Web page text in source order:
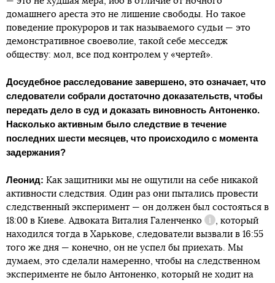
домашнего ареста это не лишение свободы. Но такое
поведение прокуроров и так называемого судьи — это
демонстративное своеволие, такой себе месседж
обществу: мол, все под контролем у «чертей».
Досудебное расследование завершено, это означает, что
следователи собрали достаточно доказательств, чтобы
передать дело в суд и доказать виновность Антоненко.
Насколько активным было следствие в течение
последних шести месяцев, что происходило с момента
задержания?
Леонид: Как защитники мы не ощутили на себе никакой
активности следствия. Один раз они пытались провести
следственный эксперимент — он должен был состояться в
18:00 в Киеве. Адвоката Виталия Галенченко
Справка
, который
находился тогда в Харькове, следователи вызвали в 16:55
того же дня — конечно, он не успел бы приехать. Мы
думаем, это сделали намеренно, чтобы на следственном
эксперименте не было Антоненко, который не ходит на